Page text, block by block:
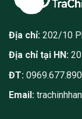
Địa chỉ: 202/10
Địa chỉ tại HN:
ĐT: 0969.677.890
Email: